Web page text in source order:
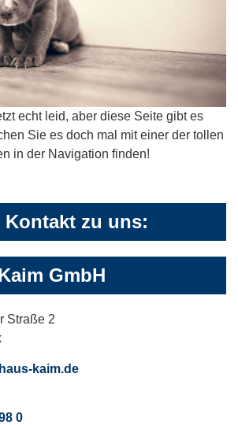
echt leid, aber diese Seite gibt es
Sie es doch mal mit einer der tollen
in der Navigation finden!
Kontakt zu uns:
GmbH
Straße 2
kaim.de
0